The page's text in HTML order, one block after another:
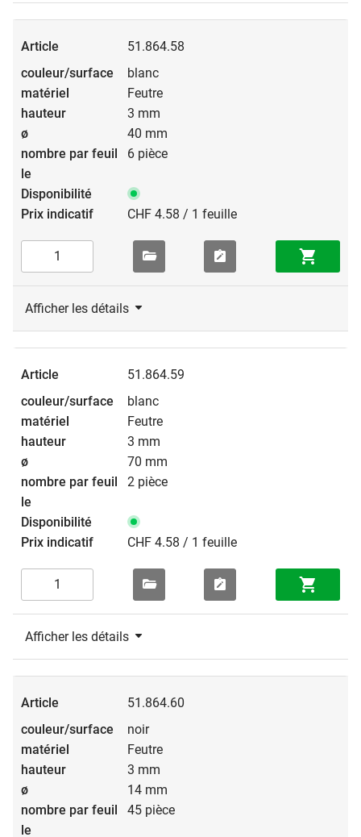
51.864.58
blanc
Feutre
3 mm
40 mm
6 pièce
CHF 4.58 / 1 feuille
Afficher les détails
51.864.59
blanc
Feutre
3 mm
70 mm
2 pièce
CHF 4.58 / 1 feuille
Afficher les détails
51.864.60
noir
Feutre
3 mm
14 mm
45 pièce